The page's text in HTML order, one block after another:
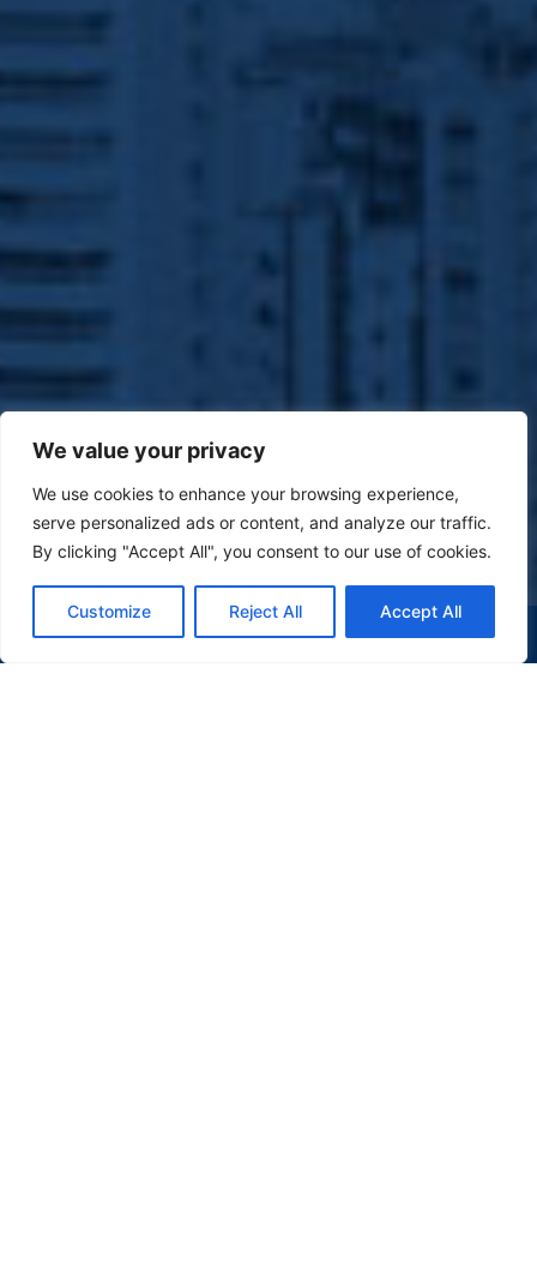
We value your privacy
We use cookies to enhance your browsing experience,
serve personalized ads or content, and analyze our traffic.
By clicking "Accept All", you consent to our use of cookies.
Customize Reject All Accept All
(47) 9 9977-7630